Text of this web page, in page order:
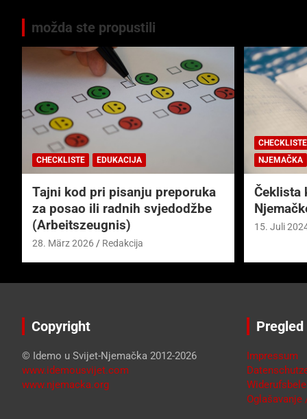
možda ste propustili
CHECKLISTE EDUKACIJA
Tajni kod pri pisanju preporuka
za posao ili radnih svjedodžbe
(Arbeitszeugnis)
28. März 2026 Redakcija
CHECKLISTE
NJEMAČKA
Čeklista
15. Juli
Copyright
© Idemo u Svijet-Njemačka 2012-2026
www.idemousvijet.com
www.njemacka.org
Pregled
Impressum